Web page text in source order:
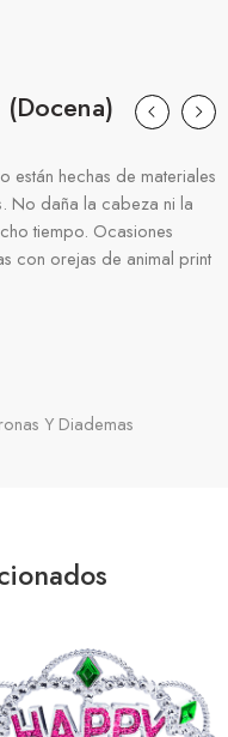
están hechas de materiales
No daña la cabeza ni la
tiempo. Ocasiones
con orejas de animal print
Y Diademas